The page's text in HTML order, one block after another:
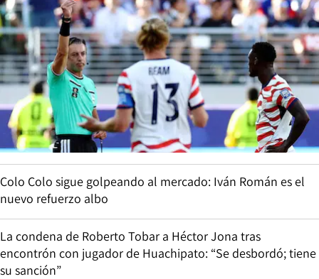
Colo Colo sigue golpeando al mercado: Iván Román es el
nuevo refuerzo albo
La condena de Roberto Tobar a Héctor Jona tras
encontrón con jugador de Huachipato: “Se desbordó; tiene
su sanción”